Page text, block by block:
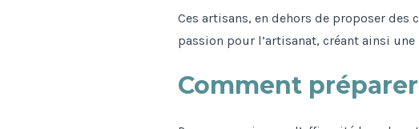
Ces artisans, en dehors de proposer
passion pour l’artisanat, créant ainsi
Comment